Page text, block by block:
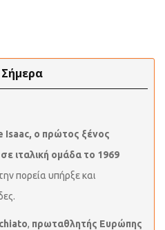
Isaac, ο πρώτος ξένος
ιταλική ομάδα το 1969
πορεία υπήρξε και
, πρωταθλητής Ευρώπης